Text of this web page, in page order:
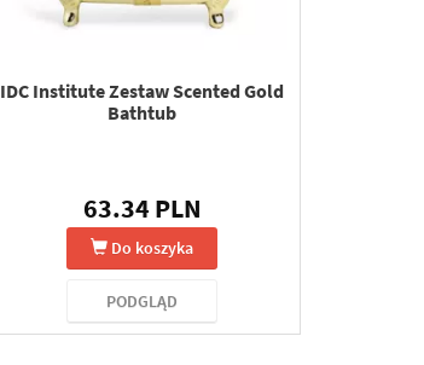
IDC Institute Zestaw Scented Gold
Bathtub
63.34 PLN
Do koszyka
PODGLĄD